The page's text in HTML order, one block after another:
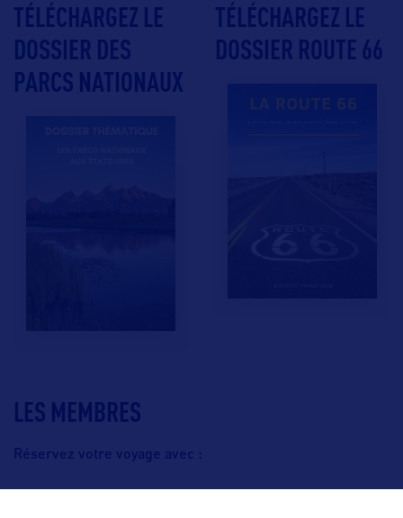
LES MEMBRES
Réservez votre voyage avec :
TÉLÉCHARGEZ LE
DOSSIER DES
PARCS NATIONAUX
TÉLÉCHARGEZ LE
DOSSIER ROUTE 66